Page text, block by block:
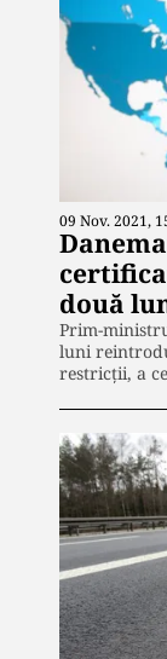
09 Nov. 2021,
două
Prim-
luni
restricţii, a